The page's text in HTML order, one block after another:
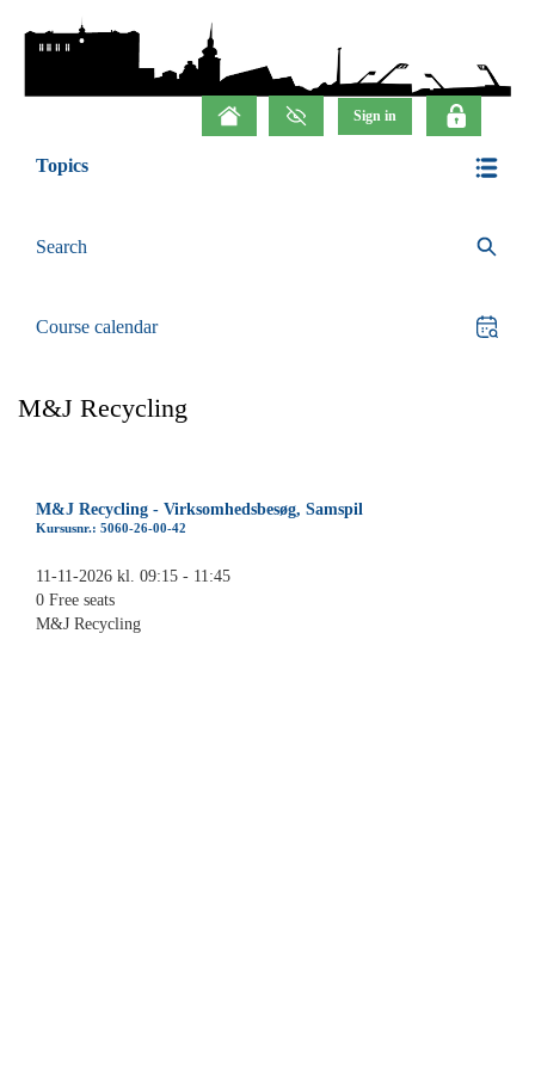
Topics
Search
Course calendar
M&J Recycling
M&J Recycling - Virksomhedsbesøg, Samspil
Kursusnr.: 5060-26-00-42
11-11-2026 kl. 09:15 - 11:45
0 Free seats
M&J Recycling